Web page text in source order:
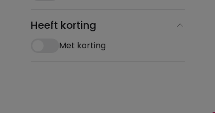
Heeft korting
Met korting